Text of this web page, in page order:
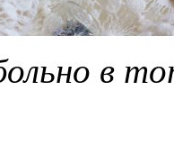
в